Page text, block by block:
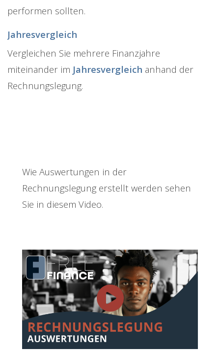
performen sollten.
Jahresvergleich
Vergleichen Sie mehrere Finanzjahre
miteinander im Jahresvergleich anhand der
Rechnungslegung.
Wie Auswertungen in der
Rechnungslegung erstellt werden sehen
Sie in diesem Video.